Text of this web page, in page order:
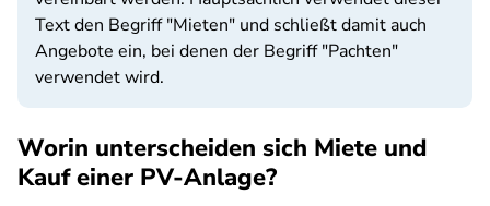
Text den Begriff "Mieten" und schließt damit auch
Angebote ein, bei denen der Begriff "Pachten"
verwendet wird.
Worin unterscheiden sich Miete und
Kauf einer PV-Anlage?